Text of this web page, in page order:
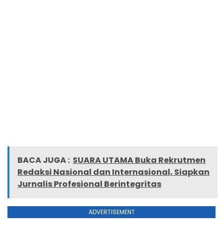
BACA JUGA : SUARA UTAMA Buka Rekrutmen
Redaksi Nasional dan Internasional, Siapkan
Jurnalis Profesional Berintegritas
ADVERTISEMENT